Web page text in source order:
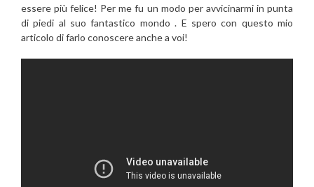
essere più felice! Per me fu un modo per avvicinarmi in punta
di piedi al suo fantastico mondo . E spero con questo mio
articolo di farlo conoscere anche a voi!